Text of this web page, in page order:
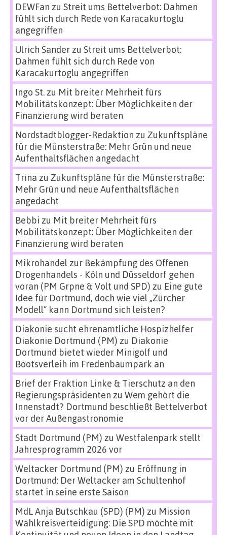
DEWFan zu Streit ums Bettelverbot: Dahmen
fühlt sich durch Rede von Karacakurtoglu
angegriffen
Ulrich Sanderzu Streit ums Bettelverbot:
Dahmen fühlt sich durch Rede von
Karacakurtoglu angegriffen
Ingo St.zu Mit breiter Mehrheit fürs
Mobilitätskonzept: Über Möglichkeiten der
Finanzierung wird beraten
Nordstadtblogger-Redaktion zu Zukunftspläne
für die Münsterstraße: Mehr Grün und neue
Aufenthaltsflächen angedacht
Trina zu Zukunftspläne für die Münsterstraße:
Mehr Grün und neue Aufenthaltsflächen
angedacht
Bebbi zu Mit breiter Mehrheit fürs
Mobilitätskonzept: Über Möglichkeiten der
Finanzierung wird beraten
Mikrohandel zur Bekämpfung des Offenen
Drogenhandels - Köln und Düsseldorf gehen
voran (PM Grpne & Volt und SPD) zu Eine gute
Idee für Dortmund, doch wie viel „Zürcher
Modell“ kann Dortmund sich leisten?
Diakonie sucht ehrenamtliche Hospizhelfer
Diakonie Dortmund (PM) zu Diakonie
Dortmund bietet wieder Minigolf und
Bootsverleih im Fredenbaumpark an
Brief der Fraktion Linke & Tierschutz an den
Regierungspräsidenten zu Wem gehört die
Innenstadt? Dortmund beschließt Bettelverbot
vor der Außengastronomie
Stadt Dortmund (PM) zu Westfalenpark stellt
Jahresprogramm 2026 vor
Weltacker Dortmund (PM) zu Eröffnung in
Dortmund: Der Weltacker am Schultenhof
startet in seine erste Saison
MdL Anja Butschkau (SPD) (PM) zu Mission
Wahlkreisverteidigung: Die SPD möchte mit